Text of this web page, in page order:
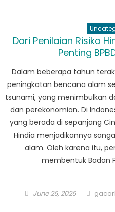
Dari Penilaian Risiko
Penting
Dalam beberapa tahun
peningkatan bencana alam
tsunami, yang menimbulkan
dan perekonomian. Di
yang berada di sepanjang
Hindia menjadikannya
alam. Oleh karena itu,
membentuk Badan
Posted
June 26, 2026 Author